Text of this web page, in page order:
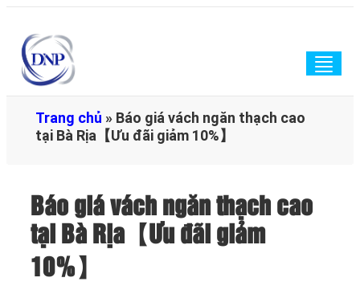
Trang chủ » Báo giá vách ngăn thạch cao
tại Bà Rịa【Ưu đãi giảm 10%】
Báo giá vách ngăn thạch cao
tại Bà Rịa【Ưu đãi giảm
10%】